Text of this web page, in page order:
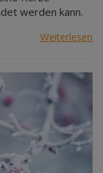
werden kann.
Weiterlesen